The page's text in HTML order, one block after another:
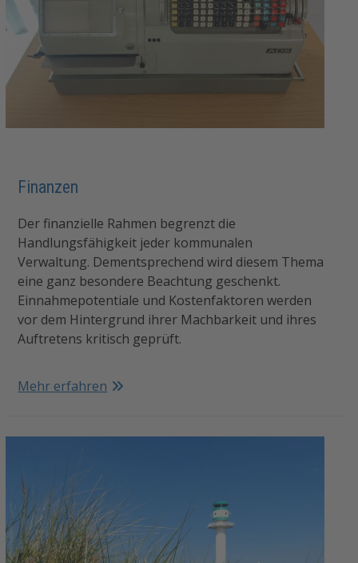
Finanzen
Der finanzielle Rahmen begrenzt die
Handlungsfähigkeit jeder kommunalen
Verwaltung. Dementsprechend wird diesem Thema
eine ganz besondere Beachtung geschenkt.
Einnahmepotentiale und Kostenfaktoren werden
vor dem Hintergrund ihrer Machbarkeit und ihres
Auftretens kritisch geprüft.
Mehr erfahren